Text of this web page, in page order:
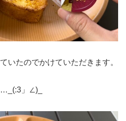
いたのでかけていただきます。
」∠)_